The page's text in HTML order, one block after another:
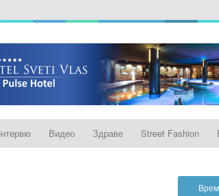
Видео Здраве Street Fashion